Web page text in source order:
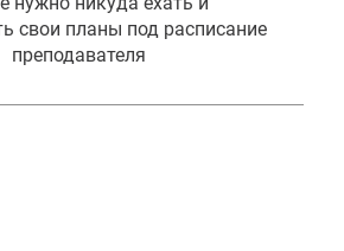
свои планы под расписание
преподавателя